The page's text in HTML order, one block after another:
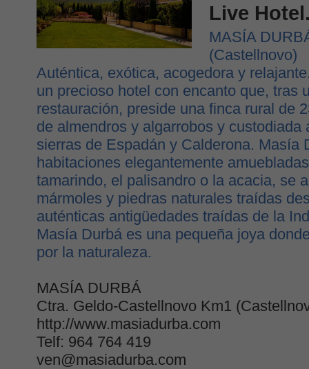
Live
MASÍA
(Castellnovo)
Auténtica, exótica, acogedora y
un precioso hotel con encanto que, tras
restauración, preside una finca rural de
de almendros y algarrobos y custodiada
sierras de Espadán y Calderona. Masía
habitaciones elegantemente
tamarindo, el palisandro o la acacia, se
mármoles y piedras naturales traídas
auténticas antigüedades traídas de la
Masía Durbá es una pequeña joya
por la naturaleza.
MASÍA DURBÁ
Ctra. Geldo-Castellnovo Km1
http://www.masiadurba.com
Telf: 964 764 419
ven@masiadurba.com